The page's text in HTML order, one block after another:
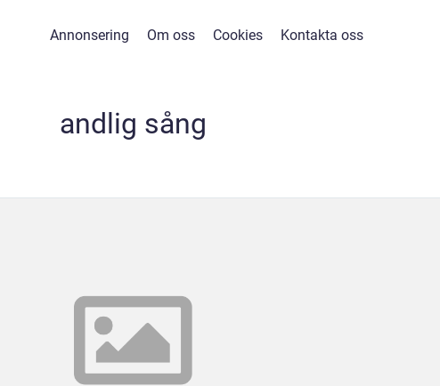
Annonsering Om oss Cookies Kontakta oss
andlig sång